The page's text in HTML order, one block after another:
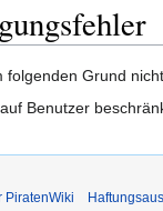
folgenden Grund
Benutzer
PiratenWiki